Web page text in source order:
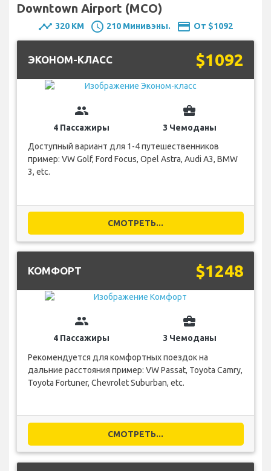
Downtown Airport (MCO)
timeline 320 KM schedule 210 Минивэны. payment От $1092
ЭКОНОМ-КЛАСС $1092
group
4 Пассажиры
business_center
3 Чемоданы
Доступный вариант для 1-4 путешественников
пример: VW Golf, Ford Focus, Opel Astra, Audi A3, BMW
3, etc.
СМОТРЕТЬ...
КОМФОРТ $1248
group
4 Пассажиры
business_center
3 Чемоданы
Рекомендуется для комфортных поездок на
дальние расстояния пример: VW Passat, Toyota Camry,
Toyota Fortuner, Chevrolet Suburban, etc.
СМОТРЕТЬ...